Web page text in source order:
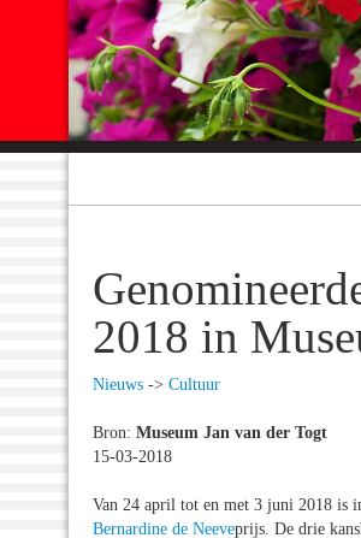
2018 in
Nieuws -> Cultuur
Bron: Museum Jan van der Togt
15-03-2018
Van 24 april tot en met 3 juni 2018 is
Bernardine de Neeveprijs. De drie